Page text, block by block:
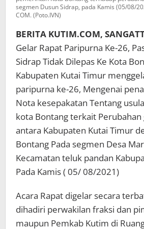
segmen Dusun Sidrap, pada Kamis (05/08/
COM. (Poto.IVN)
BERITA KUTIM.COM,
Gelar Rapat Paripurna Ke-26,
Sidrap Tidak Dilepas Ke Kota
Kabupaten Kutai Timur
paripurna ke-26, Mengenai
Nota kesepakatan Tentang
kota Bontang terkait Perubahan
antara Kabupaten Kutai Timur
Bontang Pada segmen Desa
Kecamatan teluk pandan
Pada Kamis ( 05/ 08/2021)
Acara Rapat digelar secara
dihadiri perwakilan fraksi dan
maupun Pemkab Kutim di